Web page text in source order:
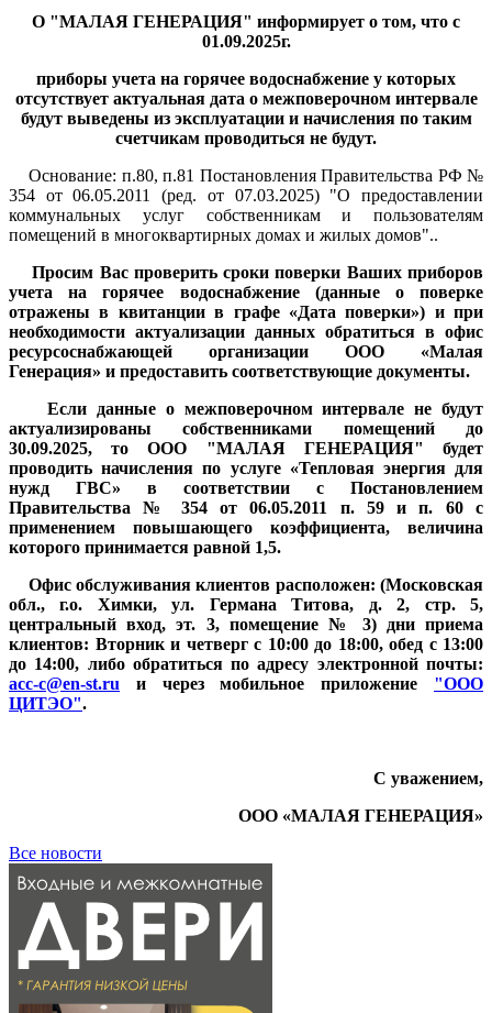
О "МАЛАЯ ГЕНЕРАЦИЯ" информирует о том, что с
01.09.2025г.
приборы учета на горячее водоснабжение у которых
отсутствует актуальная дата о межповерочном интервале
будут выведены из эксплуатации и начисления по таким
счетчикам проводиться не будут.
Основание: п.80, п.81 Постановления Правительства РФ №
354 от 06.05.2011 (ред. от 07.03.2025) "О предоставлении
коммунальных услуг собственникам и пользователям
помещений в многоквартирных домах и жилых домов"..
Просим Вас проверить сроки поверки Ваших приборов
учета на горячее водоснабжение (данные о поверке
отражены в квитанции в графе «Дата поверки») и при
необходимости актуализации данных обратиться в офис
ресурсоснабжающей организации ООО «Малая
Генерация» и предоставить соответствующие документы.
Если данные о межповерочном интервале не будут
актуализированы собственниками помещений до
30.09.2025, то ООО "МАЛАЯ ГЕНЕРАЦИЯ" будет
проводить начисления по услуге «Тепловая энергия для
нужд ГВС» в соответствии с Постановлением
Правительства № 354 от 06.05.2011 п. 59 и п. 60 с
применением повышающего коэффициента, величина
которого принимается равной 1,5.
Офис обслуживания клиентов расположен: (Московская
обл., г.о. Химки, ул. Германа Титова, д. 2, стр. 5,
центральный вход, эт. 3, помещение № 3) дни приема
клиентов: Вторник и четверг с 10:00 до 18:00, обед с 13:00
до 14:00, либо обратиться по адресу электронной почты:
acc-c@en-st.ru и через мобильное приложение "ООО
ЦИТЭО".
С уважением,
ООО «МАЛАЯ ГЕНЕРАЦИЯ»
Все новости